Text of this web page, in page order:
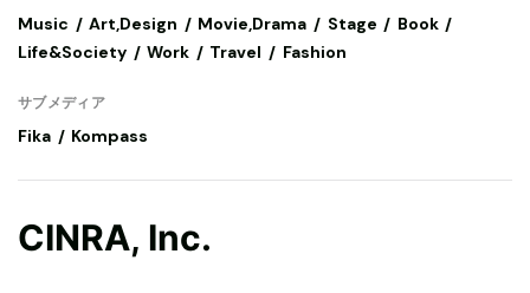
Music Art,Design Movie,Drama Stage
Book
Life&Society
Work Travel Fashion
サブメディア
Fika Kompass
CINRA, Inc.